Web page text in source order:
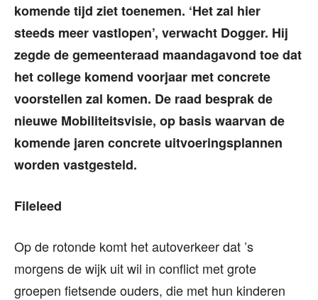
komende tijd ziet toenemen. ‘Het zal hier
steeds meer vastlopen’, verwacht Dogger. Hij
zegde de gemeenteraad maandagavond toe dat
het college komend voorjaar met concrete
voorstellen zal komen. De raad besprak de
nieuwe Mobiliteitsvisie, op basis waarvan de
komende jaren concrete uitvoeringsplannen
worden vastgesteld.
Fileleed
Op de rotonde komt het autoverkeer dat ’s
morgens de wijk uit wil in conflict met grote
groepen fietsende ouders, die met hun kinderen